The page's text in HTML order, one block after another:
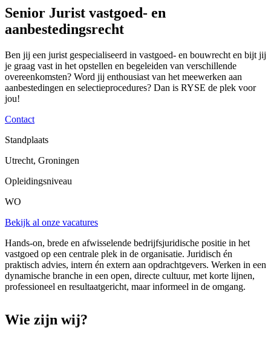
Senior Jurist vastgoed- en
aanbestedingsrecht
Ben jij een jurist gespecialiseerd in vastgoed- en bouwrecht en bijt jij
je graag vast in het opstellen en begeleiden van verschillende
overeenkomsten? Word jij enthousiast van het meewerken aan
aanbestedingen en selectieprocedures? Dan is RYSE de plek voor
jou!
Contact
Standplaats
Utrecht, Groningen
Opleidingsniveau
WO
Bekijk al onze vacatures
Hands-on, brede en afwisselende bedrijfsjuridische positie in het
vastgoed op een centrale plek in de organisatie. Juridisch én
praktisch advies, intern én extern aan opdrachtgevers. Werken in een
dynamische branche in een open, directe cultuur, met korte lijnen,
professioneel en resultaatgericht, maar informeel in de omgang.
Wie zijn wij?